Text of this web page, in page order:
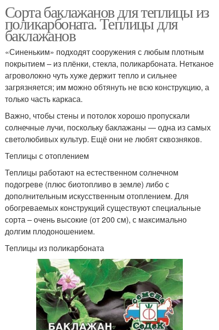
Сорта баклажанов для теплицы из
поликарбоната. Теплицы для
баклажанов
«Синеньким» подходят сооружения с любым плотным
покрытием – из плёнки, стекла, поликарбоната. Нетканое
агроволокно чуть хуже держит тепло и сильнее
загрязняется; им можно обтянуть не всю конструкцию, а
только часть каркаса.
Важно, чтобы стены и потолок хорошо пропускали
солнечные лучи, поскольку баклажаны — одна из самых
светолюбивых культур. Ещё они не любят сквозняков.
Теплицы с отоплением
Теплицы работают на естественном солнечном
подогреве (плюс биотопливо в земле) либо с
дополнительным искусственным отоплением. Для
обогреваемых конструкций существуют специальные
сорта – очень высокие (от 200 см), с максимально
долгим плодоношением.
Теплицы из поликарбоната